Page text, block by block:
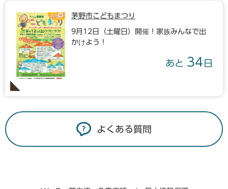
茅野市こどもまつり
9月12日（土曜日）開催！家族みんなで出
かけよう！
あと 34 日
よくある質問